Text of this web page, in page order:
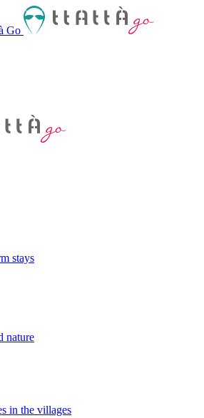
Go
stays
nature
in the villages